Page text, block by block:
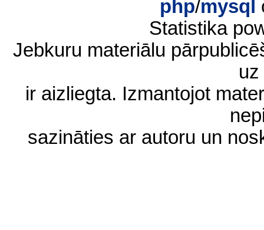
php/mysql
Statistika
Jebkuru materiālu
ir aizliegta. Izmantojot
sazināties ar autoru un